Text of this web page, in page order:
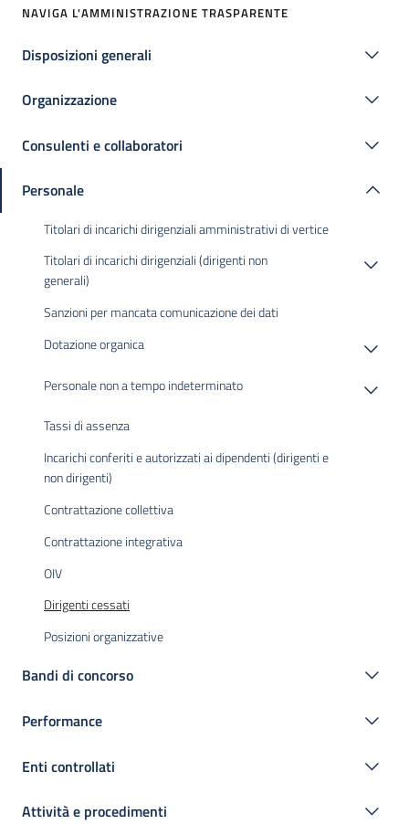
NAVIGA L'AMMINISTRAZIONE TRASPARENTE
Disposizioni generali
Organizzazione
Consulenti e collaboratori
Personale
Titolari di incarichi dirigenziali amministrativi di vertice
Titolari di incarichi dirigenziali (dirigenti non
generali)
Sanzioni per mancata comunicazione dei dati
Dotazione organica
Personale non a tempo indeterminato
Tassi di assenza
Incarichi conferiti e autorizzati ai dipendenti (dirigenti e
non dirigenti)
Contrattazione collettiva
Contrattazione integrativa
OIV
Dirigenti cessati
Posizioni organizzative
Bandi di concorso
Performance
Enti controllati
Attività e procedimenti